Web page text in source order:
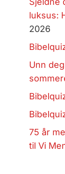
luksus:
2026
Unn
75 år
til Vi